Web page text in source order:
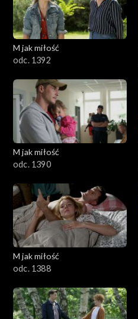
301–400
201–300
101–200
1–100
M jak miłość
odc. 1392
M jak miłość
odc. 1390
M jak miłość
odc. 1388